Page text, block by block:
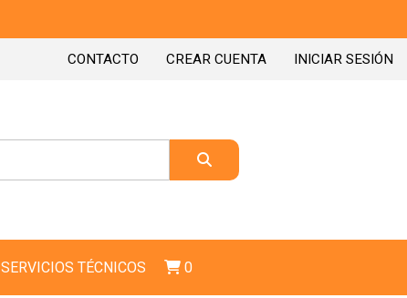
CONTACTO CREAR CUENTA INICIAR SESIÓN
SERVICIOS TÉCNICOS 0